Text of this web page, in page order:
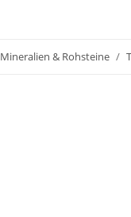
Mineralien & Rohsteine